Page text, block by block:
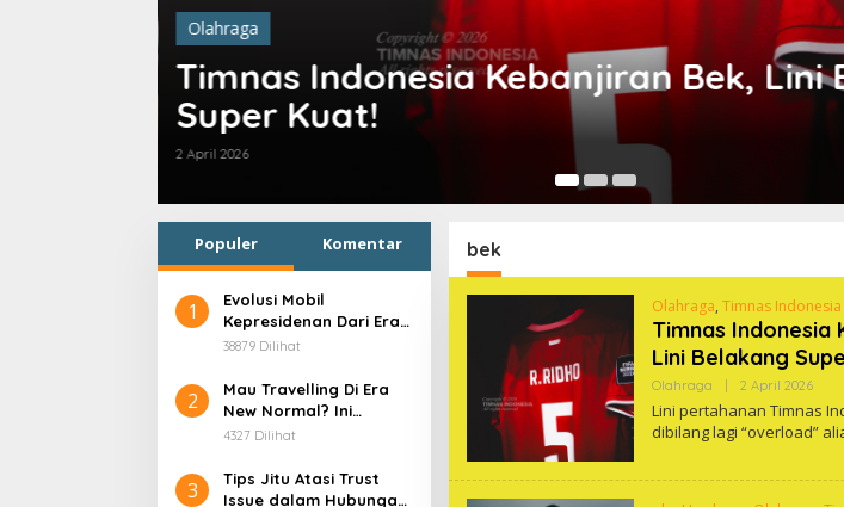
Kebanjiran Bek, Lini Belakang
Olahraga
Populer Komentar
1
Evolusi Mobil
Kepresidenan Dari Era
Soekarno
38879 Dilihat
2
Mau Travelling Di Era
New Normal? Ini
Beberapa Hal Yang
Persiapkan!
4327 Dilihat
3
Tips Jitu Atasi Trust
Issue dalam Hubungan,
bek
Olahraga, Timnas Indonesia
Timnas Indonesia
Lini Belakang
Olahraga | 2 April 2026Oleh
Lini pertahanan Timnas
dibilang lagi “overload”